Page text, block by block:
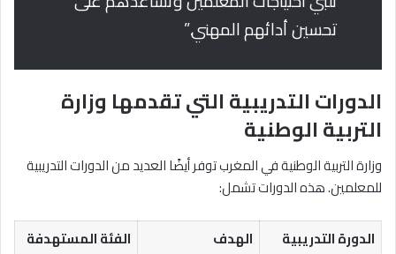
تحسين أدائهم المهني.”
الدورات التدريبية التي تقدمها وزارة
التربية الوطنية
وزارة التربية الوطنية في المغرب توفر أيضًا العديد من الدورات التدريبية
للمعلمين. هذه الدورات تشمل:
الدورة التدريبية
الهدف الفئة المستهدفة